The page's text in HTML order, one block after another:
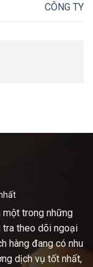
CÔNG TY
một trong những
tra theo dõi ngoại
hàng đang có nhu
dịch vụ tốt nhất,